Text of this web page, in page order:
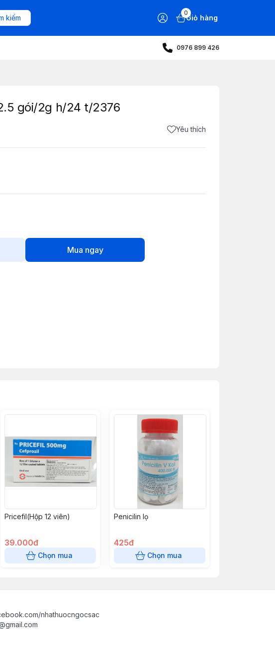
kiếm
0
Giỏ hàng
0976 899 426
gói/2g h/24 t/2376
Yêu thích
Mua ngay
Pricefil(Hộp 12 viên)
39.000đ
Chọn mua
Penicilin lọ
425đ
Chọn mua
nhathuocngocsac